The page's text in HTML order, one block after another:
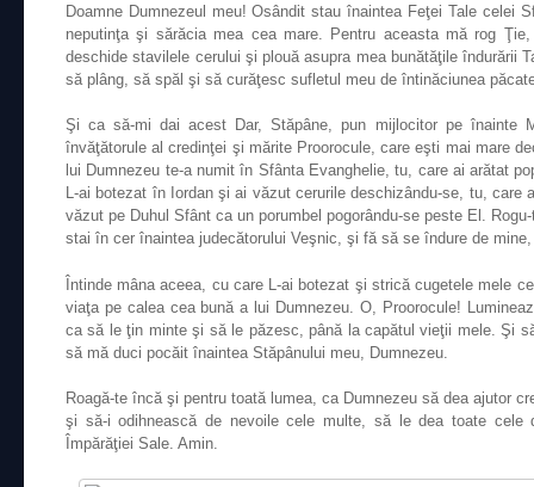
Doamne Dumnezeul meu! Osândit stau înaintea Feţei Tale celei
neputinţa şi sărăcia mea cea mare. Pentru aceasta mă rog
deschide stavilele cerului şi plouă asupra mea bunătăţile îndurării
să plâng, să spăl şi să curăţesc sufletul meu de întinăciunea
Şi ca să-mi dai acest Dar, Stăpâne, pun mijlocitor pe înainte
învăţătorule al credinţei şi mărite Proorocule, care eşti mai mare
lui Dumnezeu te-a numit în Sfânta Evanghelie, tu, care ai arătat
L-ai botezat în Iordan şi ai văzut cerurile deschizându-se, tu, care
văzut pe Duhul Sfânt ca un porumbel pogorându-se peste El.
stai în cer înaintea judecătorului Veşnic, şi fă să se îndure de
Întinde mâna aceea, cu care L-ai botezat şi strică cugetele mele
viaţa pe calea cea bună a lui Dumnezeu. O, Proorocule!
ca să le ţin minte şi să le păzesc, până la capătul vieţii mele. Şi
să mă duci pocăit înaintea Stăpânului meu, Dumnezeu.
Roagă-te încă şi pentru toată lumea, ca Dumnezeu să dea ajutor
şi să-i odihnească de nevoile cele multe, să le dea toate cele
Împărăţiei Sale. Amin.